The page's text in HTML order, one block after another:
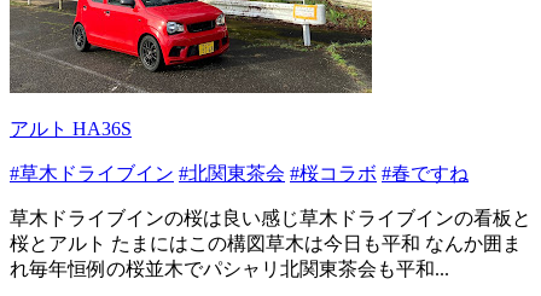
アルト HA36S
#草木ドライブイン #北関東茶会 #桜コラボ #春ですね
草木ドライブインの桜は良い感じ草木ドライブインの看板と
桜とアルト たまにはこの構図草木は今日も平和 なんか囲ま
れ毎年恒例の桜並木でパシャリ北関東茶会も平和...